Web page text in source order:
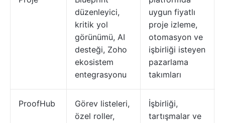
düzenleyici,
kritik yol
görünümü, AI
desteği, Zoho
ekosistem
entegrasyonu
uygun fiyatlı
proje izleme,
otomasyon ve
işbirliği isteyen
pazarlama
takımları
ProofHub
Görev listeleri,
özel roller,
İşbirliği,
tartışmalar ve